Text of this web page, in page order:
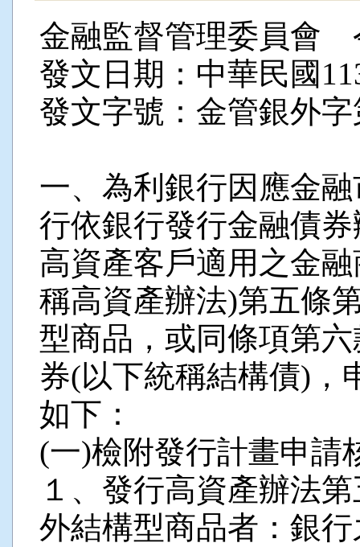
金融監督管理委員會
發文日期：中華民國
發文字號：金管銀外字
一、為利銀行因應金
行依銀行發行金融債
高資產客戶適用之金
稱高資產辦法)第五條
型商品，或同條項第
券(以下統稱結構債)，
如下：
(一)檢附發行計畫申請
１、發行高資產辦法
外結構型商品者：銀